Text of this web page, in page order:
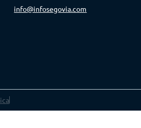
info@infosegovia.com